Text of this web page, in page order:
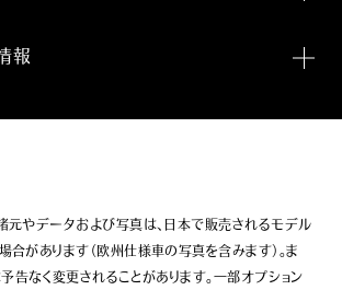
報
元やデータおよび写真は、日本で販売されるモデル
合があります（欧州仕様車の写真を含みます）。ま
予告なく変更されることがあります。一部オプション